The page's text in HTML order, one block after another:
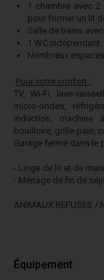
1 chambre avec
pour former un lit
Salle de bains
1 WC indépendant.
Nombreux
Pour votre confort :
TV, Wi-Fi, lave-
micro-ondes,
induction, machine
bouilloire, grille-pain,
Garage fermé dans le
- Linge de lit et de
- Ménage de fin de
ANIMAUX REFUSES /
Équipement